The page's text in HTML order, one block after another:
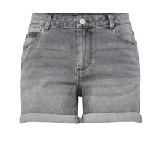
Miesten housut
Miesten farkut
Miesten
Miesten shortsit
Miesten asusteet
Vyöt ja olkaimet
Solmiot, rusetit
Miesten
Miesten yöasut ja
Miesten